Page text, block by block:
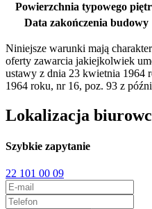
Powierzchnia typowego
Data zakończenia budowy
Niniejsze warunki mają
oferty zawarcia jakiejkolwiek
ustawy z dnia 23 kwietnia
1964 roku, nr 16, poz. 93 z
Lokalizacja
Szybkie zapytanie
22 101 00 09